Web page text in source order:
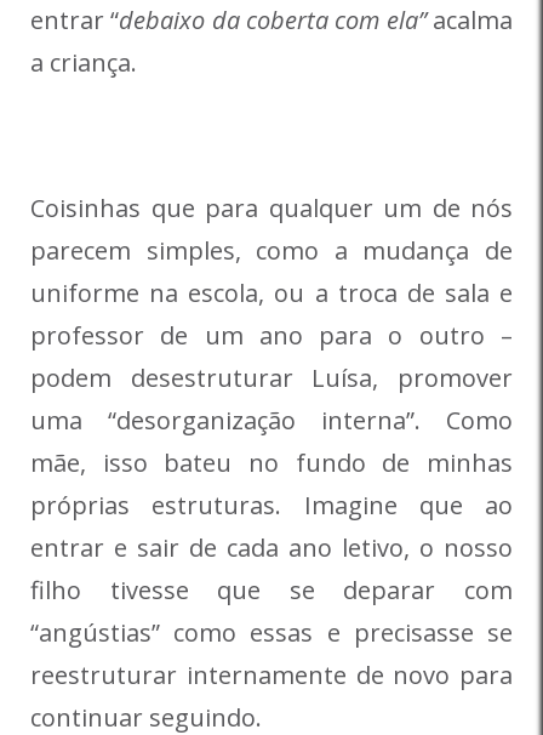
entrar “debaixo da coberta com ela”acalma
a criança.
Coisinhas que para qualquer um de nós
parecem simples, como a mudança de
uniforme na escola, ou a troca de sala e
professor de um ano para o outro –
podem desestruturar Luísa, promover
uma “desorganização interna”. Como
mãe, isso bateu no fundo de minhas
próprias estruturas. Imagine que ao
entrar e sair de cada ano letivo, o nosso
filho tivesse que se deparar com
“angústias” como essas e precisasse se
reestruturar internamente de novo para
continuar seguindo.